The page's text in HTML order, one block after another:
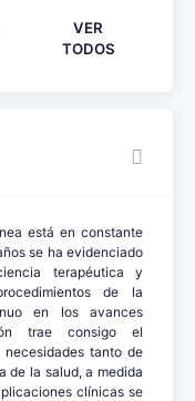
VER
TODOS
está en constante
se ha evidenciado
terapéutica y
de la
en los avances
trae consigo el
tanto de
de la salud, a medida
clínicas se